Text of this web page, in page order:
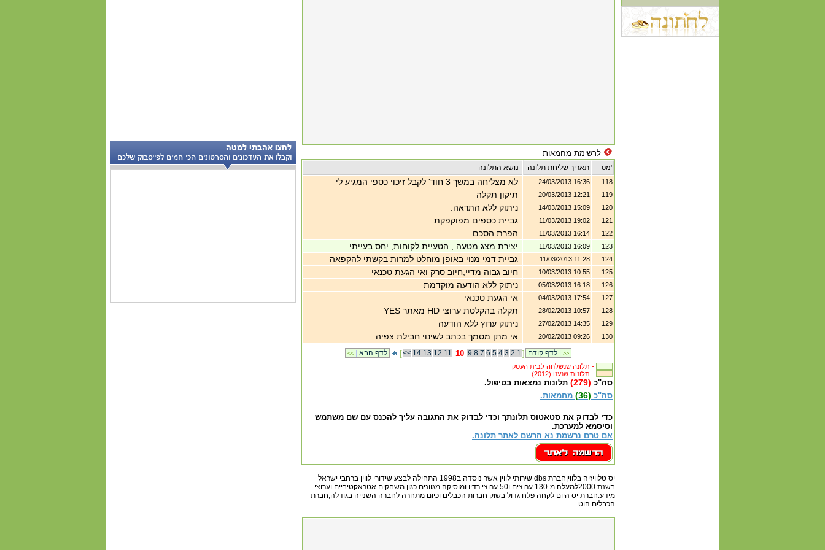
לרשימת מחמאות
תאריך שליחת תלונה מס'
לא מצליחה במשך 3 חוד' לקבל זיכוי כספי המגיע לי 24/03/2013 16:36 118
תיקון תקלה 20/03/2013 12:21 119
ניתוק ללא התראה. 14/03/2013 15:09 120
גביית כספים מפוקפקת 11/03/2013 19:02 121
הפרת הסכם 11/03/2013 16:14 122
יצירת מצג מטעה , הטעיית לקוחות, יחס בעייתי 11/03/2013 16:09 123
גביית דמי מנוי באופן מוחלט למרות בקשתי להקפאה 11/03/2013 11:28 124
חיוב גבוה מדיי,חיוב סרק ואי הגעת טכנאי 10/03/2013 10:55 125
ניתוק ללא הודעה מוקדמת 05/03/2013 16:18 126
אי הגעת טכנאי 04/03/2013 17:54 127
תקלה בהקלטת ערוצי HD מאתר YES 28/02/2013 10:57 128
ניתוק ערוץ ללא הודעה 27/02/2013 14:35 129
אי מתן מסמך בכתב לשינוי חבילת צפיה 20/02/2013 09:26 130
<< [<< 14 13 12 11 10 9 8 7 6 5 4 3 2 1 ] >>
תלונה שנשלחה לבית העסק -
(2012) תלונות שנענו -
סה"כ (279)
תלונות נמצאות בטיפול.
סה"כ (36) מחמאות.
כדי לבדוק את סטאטוס תלונתך וכדי לבדוק את התגובה עליך להכנס עם שם משתמש
וסיסמא למערכת.
אם טרם נרשמת נא הרשם לאתר תלונה.
יס טלוויזיה בלוויןחברת dbs שירותי לווין אשר נוסדה ב1998 התחילה לבצע שידורי לווין ברחבי ישראל
בשנת 2000למעלה מ-130 ערוצים ו50 ערוצי רדיו ומוסיקה מגוונים כגון משחקים אטראקטיביים וערוצי
מידע.חברת יס היום לקחה פלח גדול בשוק חברות הכבלים וכיום מתחרה לחברה השנייה בגודלה,חברת
הכבלים הוט.